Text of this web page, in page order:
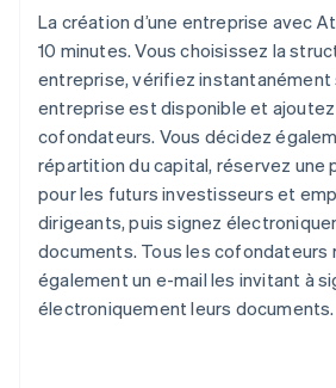
La création d’une entreprise avec
10 minutes. Vous choisissez la
entreprise, vérifiez instantanément
entreprise est disponible et ajoutez
cofondateurs. Vous décidez
répartition du capital, réservez une
pour les futurs investisseurs et
dirigeants, puis signez
documents. Tous les cofondateurs
également un e-mail les invitant à
électroniquement leurs documents.